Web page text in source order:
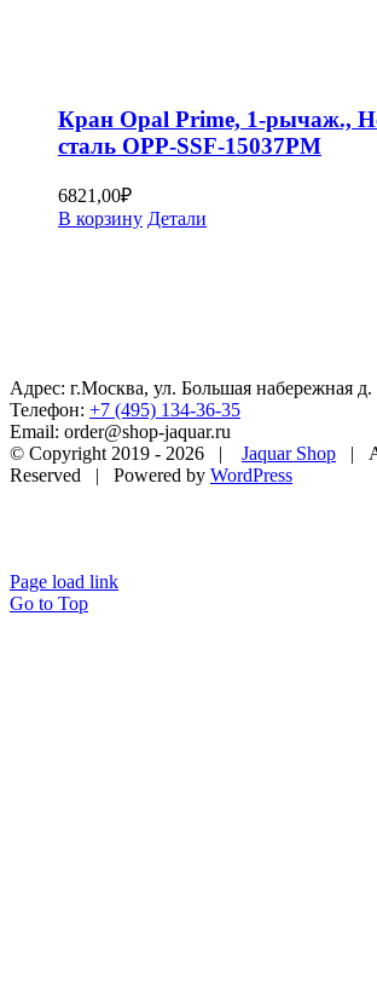
Кран Opal Prime, 1-рычаж.,
сталь OPP-SSF-15037PM
6821,00₽
В корзину Детали
Адрес: г.Москва, ул. Большая набережная д.
Телефон: +7 (495) 134-36-35
Email: order@shop-jaquar.ru
© Copyright 2019 - 2026 | Jaquar Shop |
Reserved | Powered by WordPress
Page load link
Go to Top